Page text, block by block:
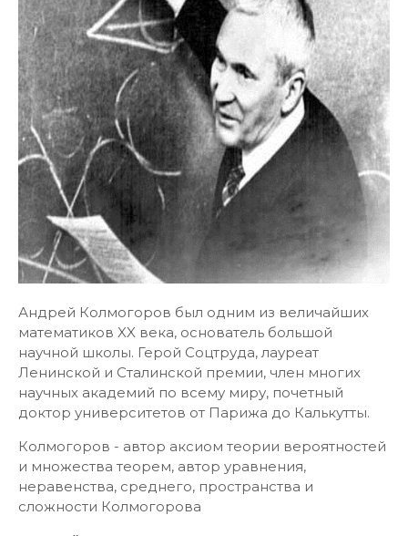
Андрей Колмогоров был одним из величайших
математиков XX века, основатель большой
научной школы. Герой Соцтруда, лауреат
Ленинской и Сталинской премии, член многих
научных академий по всему миру, почетный
доктор университетов от Парижа до Калькутты.
Колмогоров - автор аксиом теории вероятностей
и множества теорем, автор уравнения,
неравенства, среднего, пространства и
сложности Колмогорова